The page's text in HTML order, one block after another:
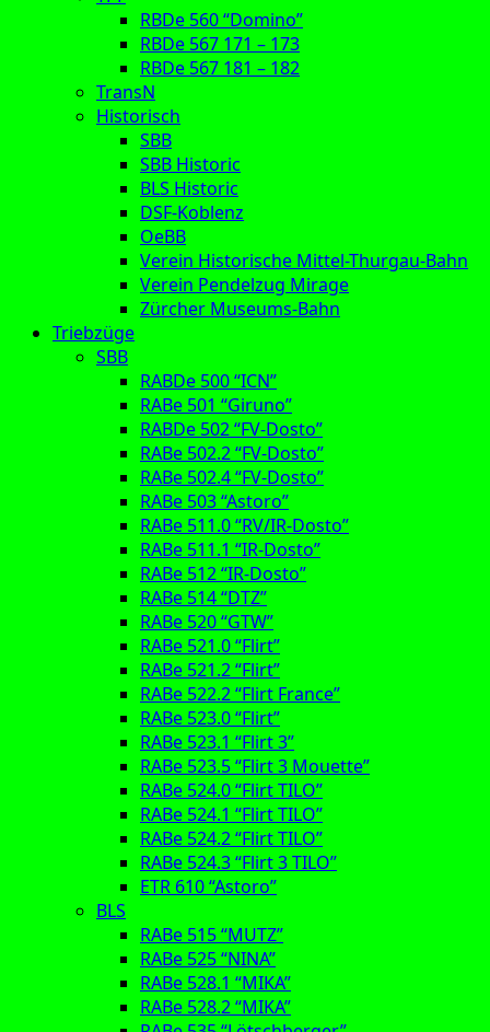
RBDe 560 “Domino”
RBDe 567 171 – 173
RBDe 567 181 – 182
TransN
Historisch
SBB
SBB Historic
BLS Historic
DSF-Koblenz
OeBB
Verein Historische Mittel-Thurgau-Bahn
Verein Pendelzug Mirage
Zürcher Museums-Bahn
Triebzüge
SBB
RABDe 500 “ICN”
RABe 501 “Giruno”
RABDe 502 “FV-Dosto”
RABe 502.2 “FV-Dosto”
RABe 502.4 “FV-Dosto”
RABe 503 “Astoro”
RABe 511.0 “RV/IR-Dosto”
RABe 511.1 “IR-Dosto”
RABe 512 “IR-Dosto”
RABe 514 “DTZ”
RABe 520 “GTW”
RABe 521.0 “Flirt”
RABe 521.2 “Flirt”
RABe 522.2 “Flirt France”
RABe 523.0 “Flirt”
RABe 523.1 “Flirt 3”
RABe 523.5 “Flirt 3 Mouette”
RABe 524.0 “Flirt TILO”
RABe 524.1 “Flirt TILO”
RABe 524.2 “Flirt TILO”
RABe 524.3 “Flirt 3 TILO”
ETR 610 “Astoro”
BLS
RABe 515 “MUTZ”
RABe 525 “NINA”
RABe 528.1 “MIKA”
RABe 528.2 “MIKA”